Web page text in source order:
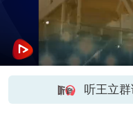
听王立